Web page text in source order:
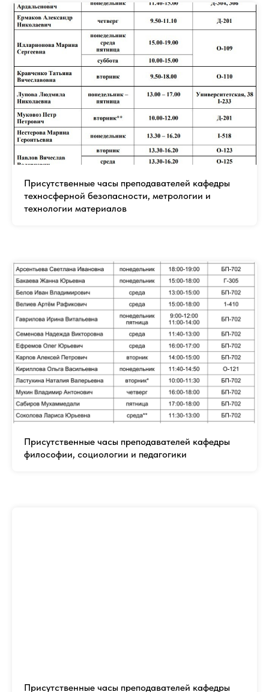
Присутственные часы преподавателей кафедры
техносферной безопасности, метрологии и
технологии материалов
Присутственные часы преподавателей кафедры
философии, социологии и педагогики
Присутственные часы преподавателей кафедры